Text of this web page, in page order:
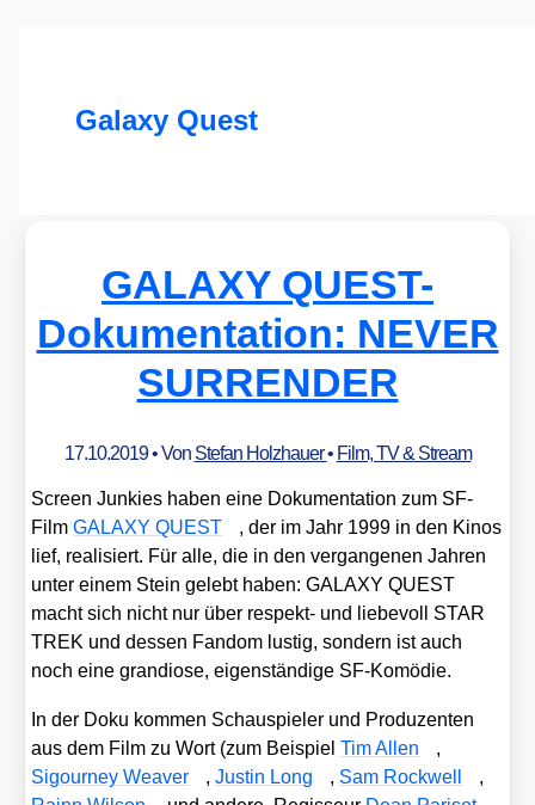
Galaxy Quest
GALAXY QUEST-
Dokumentation: NEVER
SURRENDER
17.10.2019• Von Stefan Holzhauer• Film, TV & Stream
Screen Jun­kies haben eine Doku­men­ta­ti­on zum SF-
FilmGALAXY QUEST
, der im Jahr 1999 in den Kinos
lief, rea­li­siert. Für alle, die in den ver­gan­ge­nen Jah­ren
unter einem Stein gelebt haben: GALAXY QUEST
macht sich nicht nur über respekt- und lie­be­voll STAR
TREK und des­sen Fan­dom lus­tig, son­dern ist auch
noch eine gran­dio­se, eigen­stän­di­ge SF-Komö­die.
In der Doku kom­men Schau­spie­ler und Pro­du­zen­ten
aus dem Film zu Wort (zum Bei­spielTim Allen
,
Sigour­ney Wea­ver
,Jus­tin Long , Sam Rock­well
,